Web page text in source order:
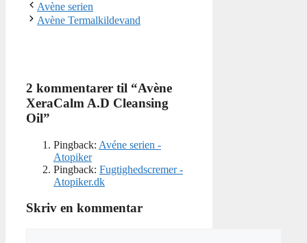
Avène serien
Avène Termalkildevand
2 kommentarer til “Avène
XeraCalm A.D Cleansing
Oil”
Pingback: Avéne serien -
Atopiker
Pingback: Fugtighedscremer -
Atopiker.dk
Skriv en kommentar